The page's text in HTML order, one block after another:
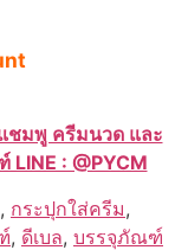
ชมพู ครีมนวด และ
: @PYCM
, กระปุกใส่ครีม,
, ดีเบล, บรรจุภัณฑ์